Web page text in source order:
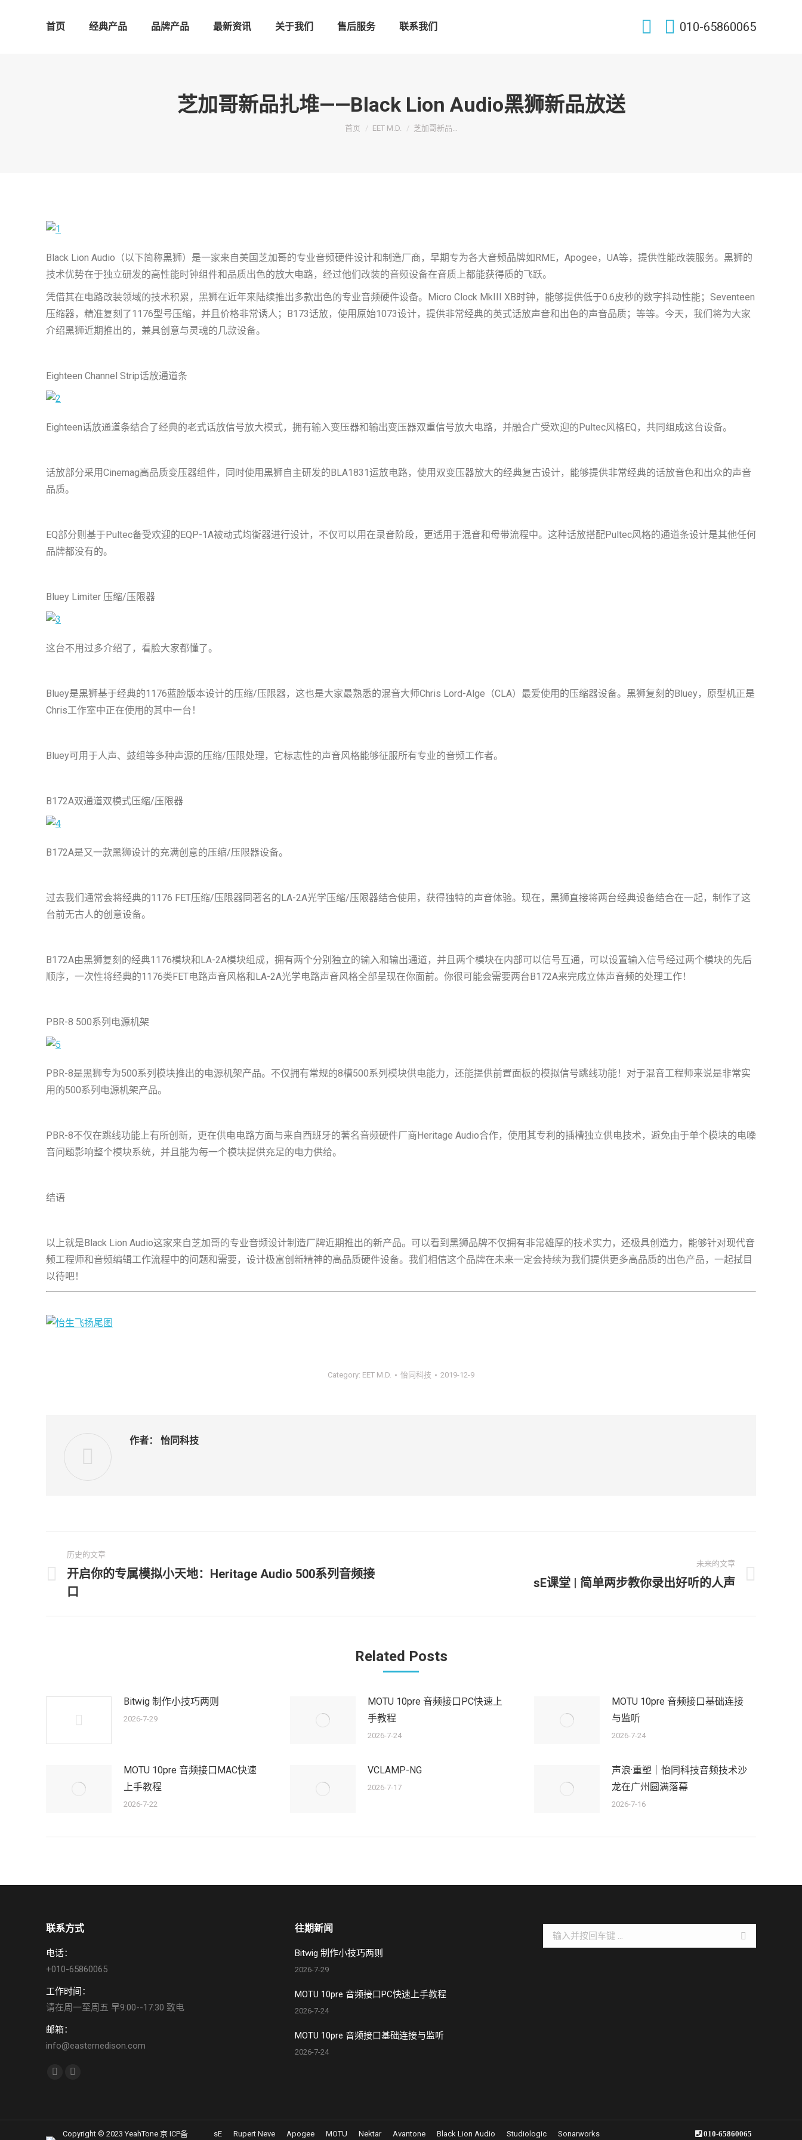
首页 经典产品 品牌产品 最新资讯 关于我们 售后服务 联系我们 010-65860065
芝加哥新品扎堆——Black Lion Audio黑狮新品放送
您在这里：
首页 EET M.D. 芝加哥新品…
Black Lion Audio（以下简称黑狮）是一家来自美国芝加哥的专业音频硬件设计和制造厂商，早期专为各大音频品牌如RME，Apogee，UA等，提供性能改装服务。黑狮的
技术优势在于独立研发的高性能时钟组件和品质出色的放大电路，经过他们改装的音频设备在音质上都能获得质的飞跃。
凭借其在电路改装领域的技术积累，黑狮在近年来陆续推出多款出色的专业音频硬件设备。Micro Clock MkIII XB时钟，能够提供低于0.6皮秒的数字抖动性能；Seventeen
压缩器，精准复刻了1176型号压缩，并且价格非常诱人；B173话放，使用原始1073设计，提供非常经典的英式话放声音和出色的声音品质；等等。今天，我们将为大家
介绍黑狮近期推出的，兼具创意与灵魂的几款设备。
Eighteen Channel Strip话放通道条
Eighteen话放通道条结合了经典的老式话放信号放大模式，拥有输入变压器和输出变压器双重信号放大电路，并融合广受欢迎的Pultec风格EQ，共同组成这台设备。
话放部分采用Cinemag高品质变压器组件，同时使用黑狮自主研发的BLA1831运放电路，使用双变压器放大的经典复古设计，能够提供非常经典的话放音色和出众的声音
品质。
EQ部分则基于Pultec备受欢迎的EQP-1A被动式均衡器进行设计，不仅可以用在录音阶段，更适用于混音和母带流程中。这种话放搭配Pultec风格的通道条设计是其他任何
品牌都没有的。
Bluey Limiter 压缩/压限器
这台不用过多介绍了，看脸大家都懂了。
Bluey是黑狮基于经典的1176蓝脸版本设计的压缩/压限器，这也是大家最熟悉的混音大师Chris Lord-Alge（CLA）最爱使用的压缩器设备。黑狮复刻的Bluey，原型机正是
Chris工作室中正在使用的其中一台！
Bluey可用于人声、鼓组等多种声源的压缩/压限处理，它标志性的声音风格能够征服所有专业的音频工作者。
B172A双通道双模式压缩/压限器
B172A是又一款黑狮设计的充满创意的压缩/压限器设备。
过去我们通常会将经典的1176 FET压缩/压限器同著名的LA-2A光学压缩/压限器结合使用，获得独特的声音体验。现在，黑狮直接将两台经典设备结合在一起，制作了这
台前无古人的创意设备。
B172A由黑狮复刻的经典1176模块和LA-2A模块组成，拥有两个分别独立的输入和输出通道，并且两个模块在内部可以信号互通，可以设置输入信号经过两个模块的先后
顺序，一次性将经典的1176类FET电路声音风格和LA-2A光学电路声音风格全部呈现在你面前。你很可能会需要两台B172A来完成立体声音频的处理工作！
PBR-8 500系列电源机架
PBR-8是黑狮专为500系列模块推出的电源机架产品。不仅拥有常规的8槽500系列模块供电能力，还能提供前置面板的模拟信号跳线功能！对于混音工程师来说是非常实
用的500系列电源机架产品。
PBR-8不仅在跳线功能上有所创新，更在供电电路方面与来自西班牙的著名音频硬件厂商Heritage Audio合作，使用其专利的插槽独立供电技术，避免由于单个模块的电噪
音问题影响整个模块系统，并且能为每一个模块提供充足的电力供给。
结语
以上就是Black Lion Audio这家来自芝加哥的专业音频设计制造厂牌近期推出的新产品。可以看到黑狮品牌不仅拥有非常雄厚的技术实力，还极具创造力，能够针对现代音
频工程师和音频编辑工作流程中的问题和需要，设计极富创新精神的高品质硬件设备。我们相信这个品牌在未来一定会持续为我们提供更多高品质的出色产品，一起拭目
以待吧！
Category: EET M.D. 怡同科技 2019-12-9
作者： 怡同科技
章
航
历史的文章
历
史
的
开启你的专属模拟小天地：Heritage Audio 500系列音频接
口
未来的文章
的
sE课堂 | 简单两步教你录出好听的人声
Related Posts
Bitwig 制作小技巧两则
2026-7-29
MOTU 10pre 音频接口PC快速上
手教程
2026-7-24
MOTU 10pre 音频接口基础连接
与监听
2026-7-24
MOTU 10pre 音频接口MAC快速
上手教程
2026-7-22
VCLAMP-NG
2026-7-17
声浪·重塑｜怡同科技音频技术沙
龙在广州圆满落幕
2026-7-16
联系方式
电话：
+010-65860065
工作时间：
请在周一至周五 早9:00--17:30 致电
邮箱：
info@easternedison.com
找到我们：
往期新闻
Bitwig 制作小技巧两则
2026-7-29
MOTU 10pre 音频接口PC快速上手教程
2026-7-24
MOTU 10pre 音频接口基础连接与监听
2026-7-24
Search:
Copyright © 2023 YeahTone 京 ICP备 sE Rupert Neve Apogee MOTU Nektar Avantone Black Lion Audio Studiologic Sonarworks 010-65860065